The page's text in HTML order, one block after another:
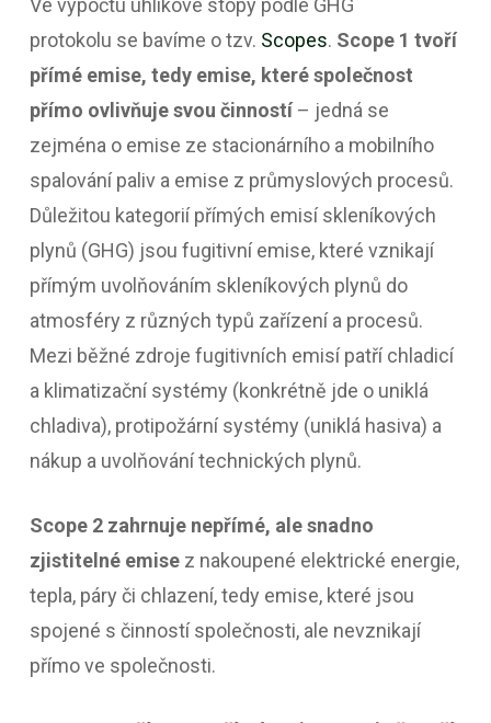
Ve výpočtu uhlíkové stopy podle GHG
protokolu se bavíme o tzv. Scopes. Scope 1 tvoří
přímé emise, tedy emise, které společnost
přímo ovlivňuje svou činností– jedná se
zejména o emise ze stacionárního a mobilního
spalování paliv a emise z průmyslových procesů.
Důležitou kategorií přímých emisí skleníkových
plynů (GHG) jsou fugitivní emise, které vznikají
přímým uvolňováním skleníkových plynů do
atmosféry z různých typů zařízení a procesů.
Mezi běžné zdroje fugitivních emisí patří chladicí
a klimatizační systémy (konkrétně jde o uniklá
chladiva), protipožární systémy (uniklá hasiva) a
nákup a uvolňování technických plynů.
Scope 2 zahrnuje nepřímé, ale snadno
zjistitelné emisez nakoupené elektrické energie,
tepla, páry či chlazení, tedy emise, které jsou
spojené s činností společnosti, ale nevznikají
přímo ve společnosti.